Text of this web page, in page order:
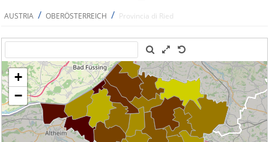
AUSTRIA / OBERÖSTERREICH / Provincia di Ried